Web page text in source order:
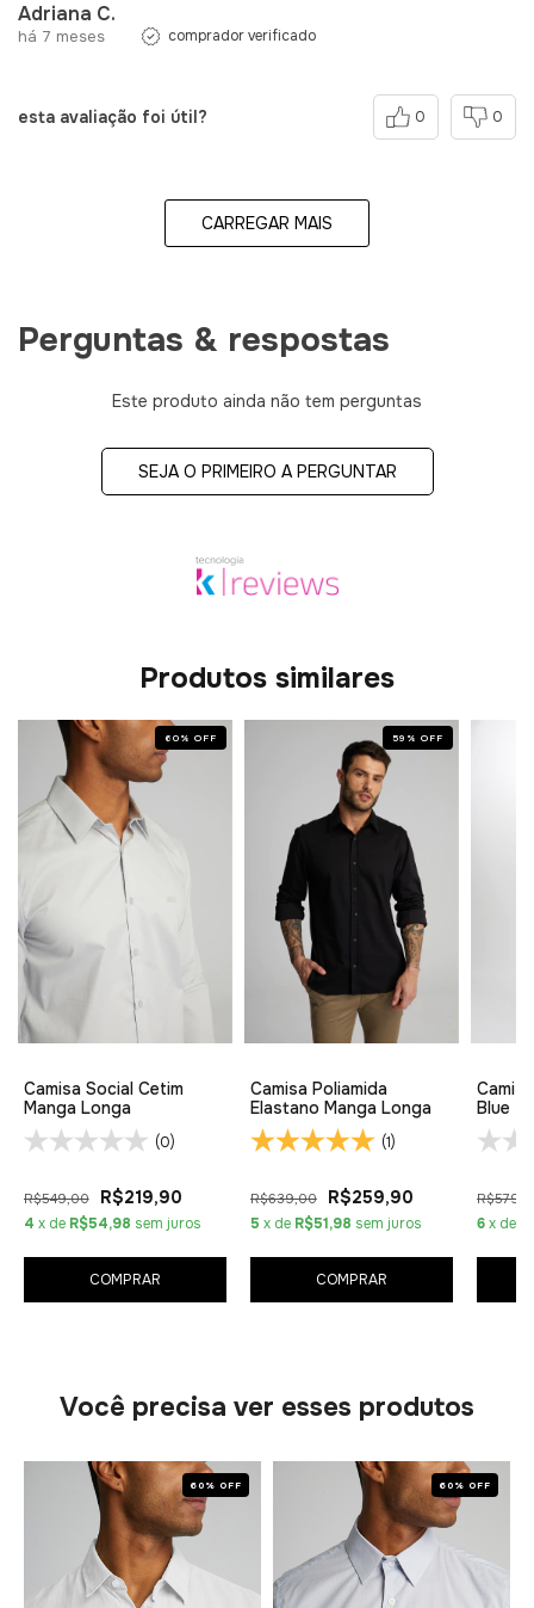
Adriana C.
há 7 meses comprador verificado
esta avaliação foi útil? 0 0
CARREGAR MAIS
Perguntas & respostas
Este produto ainda não tem perguntas
SEJA O PRIMEIRO A PERGUNTAR
Produtos similares
60 %OFF
Camisa Social Cetim
Manga Longa
(0)
R$549,00 R$219,90
4 x de R$54,98 sem juros
COMPRAR
59 %OFF
Camisa Poliamida
Elastano Manga Longa
(1)
R$639,00 R$259,90
5 x de R$51,98 sem juros
COMPRAR
Blue
6 x de
Você precisa ver esses produtos
60% OFF 60% OFF